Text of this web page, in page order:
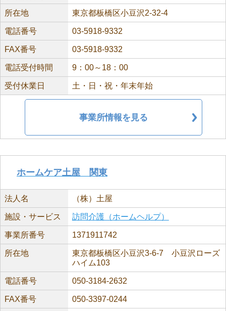
所在地 東京都板橋区小豆沢2-32-4
電話番号 03-5918-9332
FAX番号 03-5918-9332
電話受付時間 9：00～18：00
受付休業日 土・日・祝・年末年始
事業所情報を見る
ホームケア土屋 関東
法人名 （株）土屋
施設・サービス 訪問介護（ホームヘルプ）
事業所番号 1371911742
所在地
東京都板橋区小豆沢3-6-7 小豆沢ローズ
ハイム103
電話番号 050-3184-2632
FAX番号 050-3397-0244